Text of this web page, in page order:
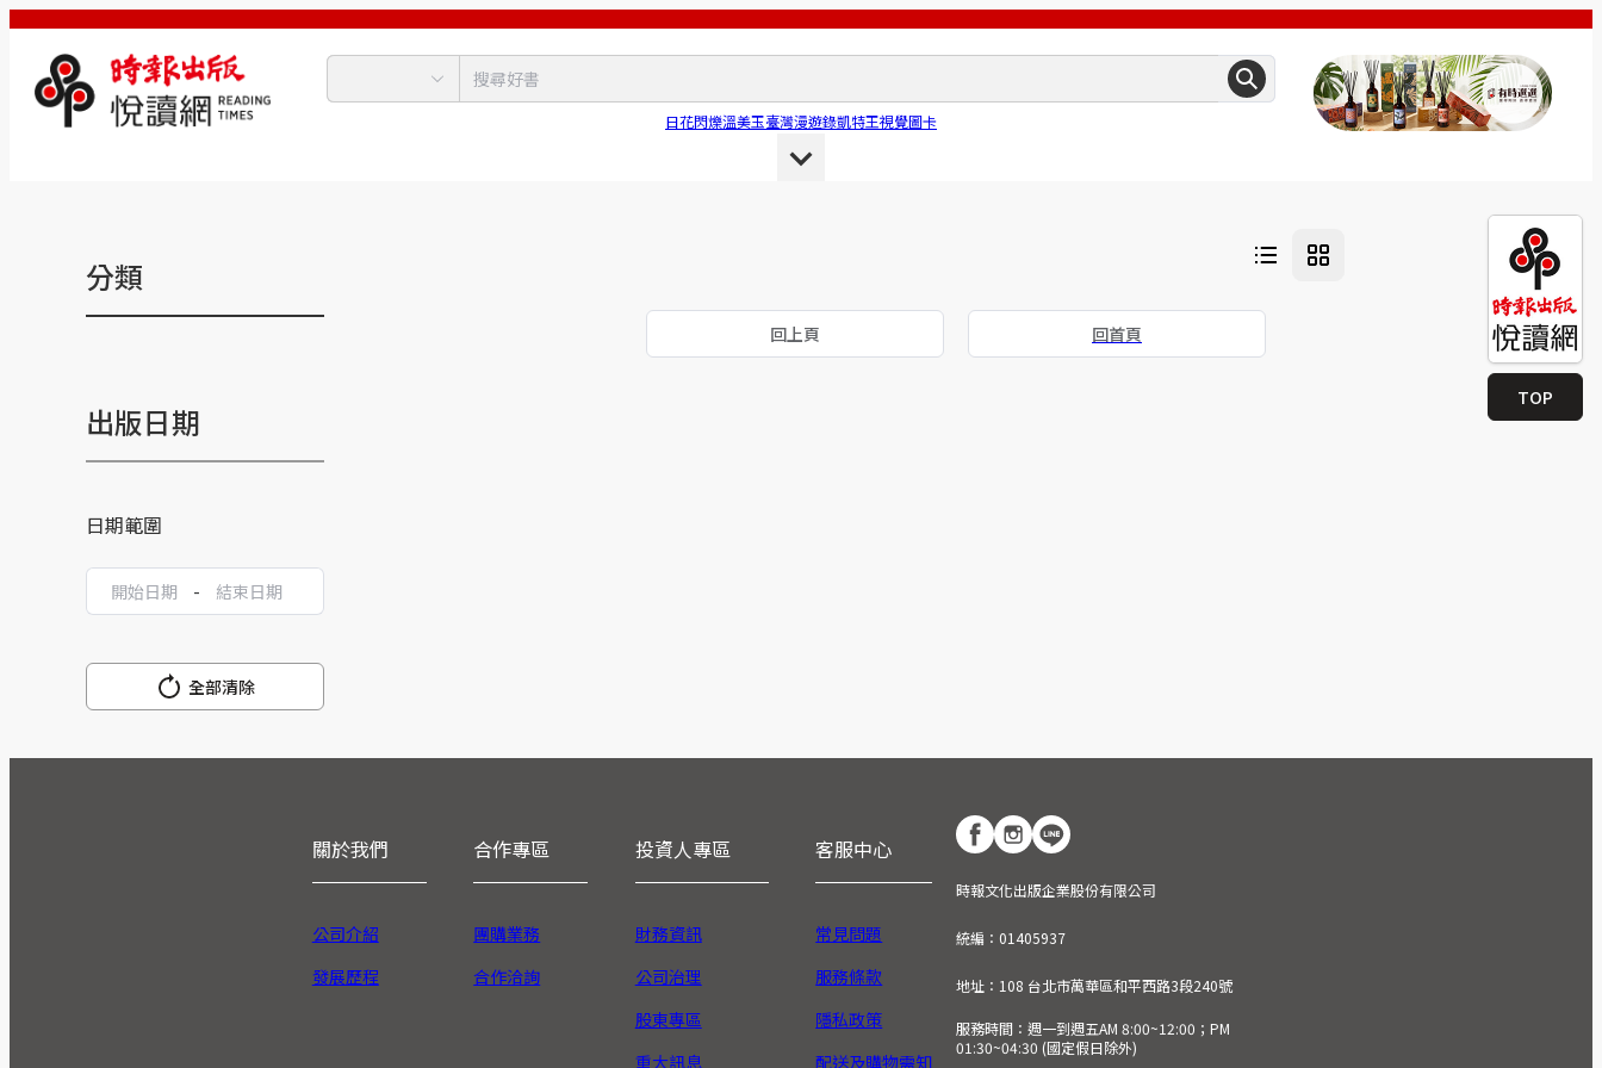
日花閃爍溫美玉臺灣漫遊錄凱特王視覺圖卡
TOP
分類
出版日期
日期範圍
-
全部清除
回上頁 回首頁
關於我們
公司介紹
發展歷程
合作專區
團購業務
合作洽詢
投資人專區
財務資訊
公司治理
股東專區
重大訊息
客服中心
常見問題
服務條款
隱私政策
配送及購物需知
時報文化出版企業股份有限公司
統編：01405937
地址：108 台北市萬華區和平西路3段240號
服務時間：週一到週五AM 8:00~12:00；PM
01:30~04:30 (國定假日除外)